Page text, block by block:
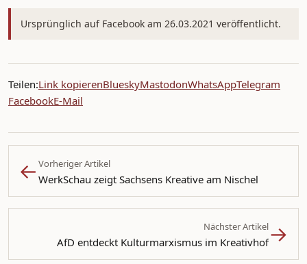
Ursprünglich auf Facebook am 26.03.2021 veröffentlicht.
Teilen:Link kopierenBlueskyMastodonWhatsAppTelegram
FacebookE-Mail
← Vorheriger Artikel
WerkSchau zeigt Sachsens Kreative am Nischel
Nächster Artikel
AfD entdeckt Kulturmarxismus im Kreativhof→